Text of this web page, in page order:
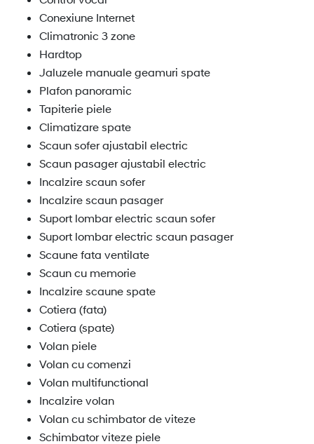
Conexiune Internet
Climatronic 3 zone
Hardtop
Jaluzele manuale geamuri spate
Plafon panoramic
Tapiterie piele
Climatizare spate
Scaun sofer ajustabil electric
Scaun pasager ajustabil electric
Incalzire scaun sofer
Incalzire scaun pasager
Suport lombar electric scaun sofer
Suport lombar electric scaun pasager
Scaune fata ventilate
Scaun cu memorie
Incalzire scaune spate
Cotiera (fata)
Cotiera (spate)
Volan piele
Volan cu comenzi
Volan multifunctional
Incalzire volan
Volan cu schimbator de viteze
Schimbator viteze piele